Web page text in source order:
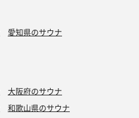
愛知県のサウナ
大阪府のサウナ
和歌山県のサウナ